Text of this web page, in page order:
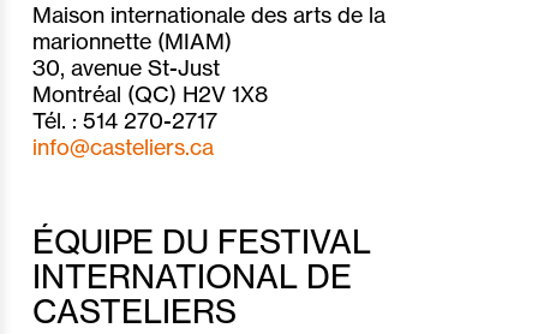
Maison internationale des arts de la
marionnette (MIAM)
30, avenue St-Just
Montréal (QC) H2V 1X8
Tél. : 514 270-2717
info@casteliers.ca
ÉQUIPE DU FESTIVAL
INTERNATIONAL DE
CASTELIERS